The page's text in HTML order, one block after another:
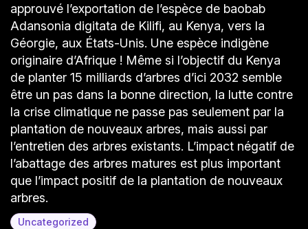
approuvé l’exportation de l’espèce de baobab
Adansonia digitata de Kilifi, au Kenya, vers la
Géorgie, aux États-Unis. Une espèce indigène
originaire d’Afrique ! Même si l’objectif du Kenya
de planter 15 milliards d’arbres d’ici 2032 semble
être un pas dans la bonne direction, la lutte contre
la crise climatique ne passe pas seulement par la
plantation de nouveaux arbres, mais aussi par
l’entretien des arbres existants. L’impact négatif de
l’abattage des arbres matures est plus important
que l’impact positif de la plantation de nouveaux
arbres.
Uncategorized